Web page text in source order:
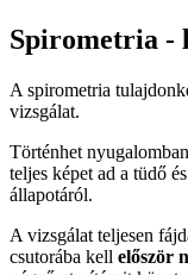
Spirometria -
A spirometria
vizsgálat.
Történhet
teljes képet ad a tüdő
állapotáról.
A vizsgálat teljesen
csutorába kell először